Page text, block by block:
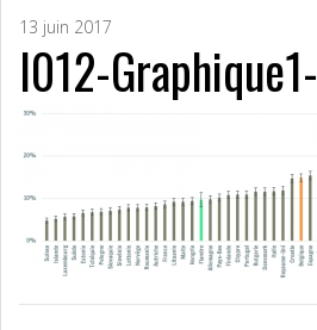
13 juin 2017
I012-